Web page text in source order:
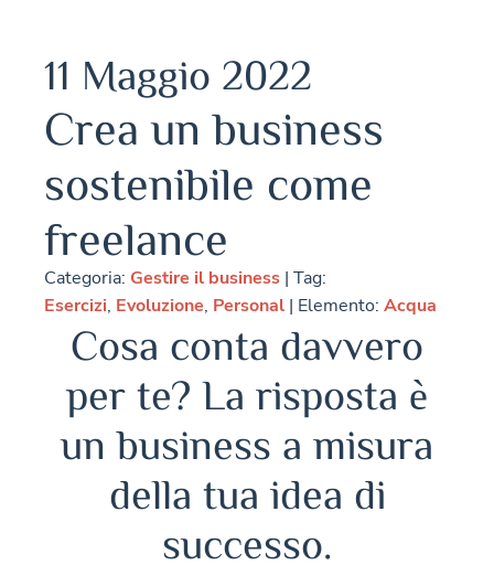
11 Maggio 2022
Crea un business
sostenibile come
freelance
Categoria: Gestire il business | Tag:
Esercizi, Evoluzione, Personal | Elemento: Acqua
Cosa conta davvero
per te? La risposta è
un business a misura
della tua idea di
successo.